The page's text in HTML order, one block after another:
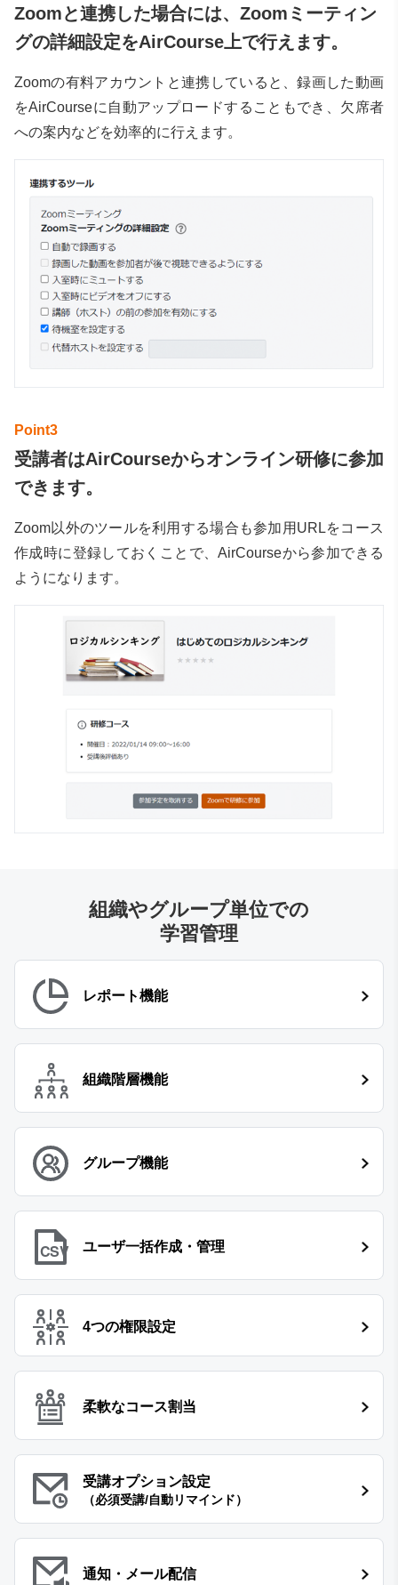
Zoomと連携した場合には、Zoomミーティン
グの詳細設定をAirCourse上で行えます。
Zoomの有料アカウントと連携していると、録画した動画
をAirCourseに自動アップロードすることもでき、欠席者
への案内などを効率的に行えます。
受講者はAirCourseからオンライン研修に参加
できます。
Zoom以外のツールを利用する場合も参加用URLをコース
作成時に登録しておくことで、AirCourseから参加できる
ようになります。
組織やグループ単位での
学習管理
レポート機能
組織階層機能
グループ機能
CSV ユーザ一括作成・管理
4つの権限設定
柔軟なコース割当
受講オプション設定
（必須受講/自動リマインド）
通知・メール配信